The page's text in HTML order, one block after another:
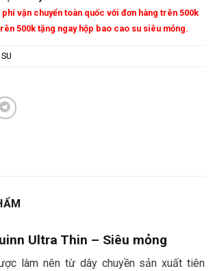
phí vận chuyển toàn quốc với đơn hàng trên 500k
500k tặng ngay hộp bao cao su siêu mỏng.
Ultra Thin – Siêu mỏng
làm nên từ dây chuyền sản xuất tiên